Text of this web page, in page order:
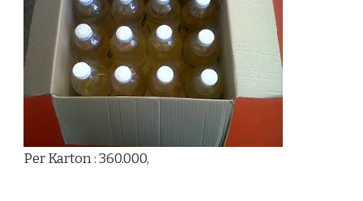
Per Karton : 360.000,